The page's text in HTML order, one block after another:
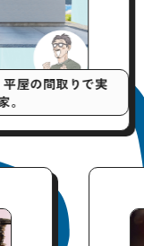
今月の行くとこマ
「やってみ
クティビテ
#プロモーション